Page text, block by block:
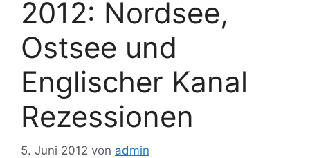
2012: Nordsee,
Ostsee und
Englischer Kanal
Rezessionen
5. Juni 2012 von admin